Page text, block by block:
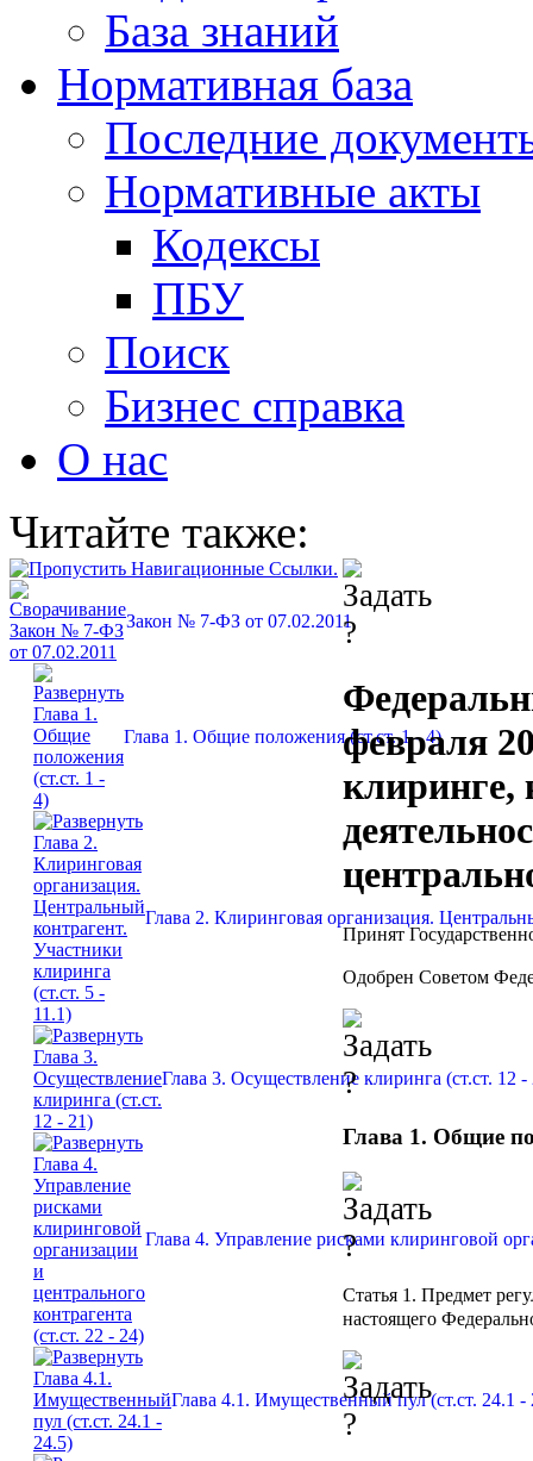
База знаний
Нормативная база
Последние
Нормативные акты
Кодексы
ПБУ
Поиск
Бизнес справка
О нас
Читайте также:
Закон № 7-ФЗ от 07.02.2011
Глава 1. Общие положения (ст.ст. 1 - 4)
Глава 2. Клиринговая организация.
Глава 3. Осуществление клиринга (ст.ст. 12 -
Глава 4. Управление рисками клиринговой
Глава 4.1. Имущественный пул (ст.ст. 24.1 -
февраля
клиринге,
Принят
Одобрен Советом
Глава 1. Общие
Статья 1. Предмет
настоящего